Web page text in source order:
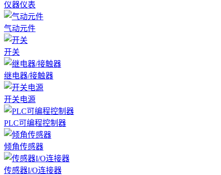
仪器仪表
气动元件
开关
继电器/接触器
开关电源
PLC可编程控制器
倾角传感器
传感器I/O连接器